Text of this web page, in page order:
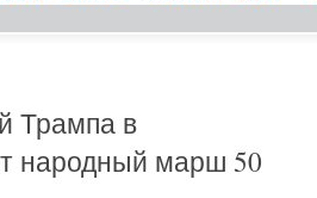
Трампа в
народный марш 50